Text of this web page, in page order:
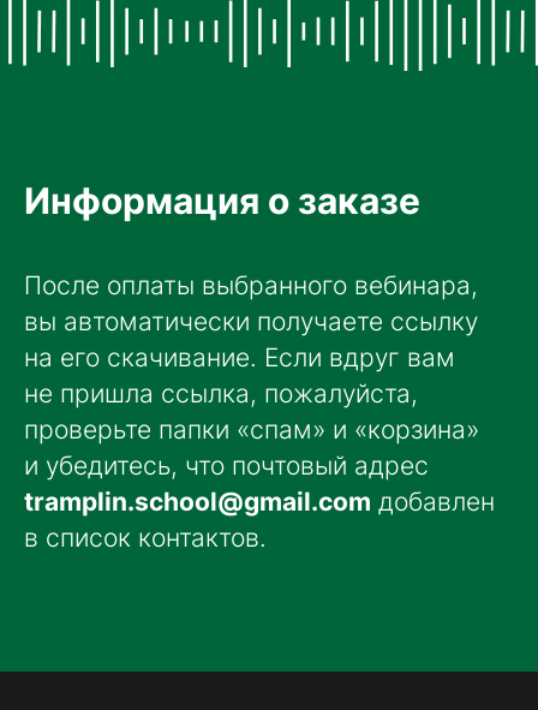
Информация о заказе
После оплаты выбранного вебинара,
вы автоматически получаете ссылку
на его скачивание. Если вдруг вам
не пришла ссылка, пожалуйста,
проверьте папки «спам» и «корзина»
и убедитесь, что почтовый адрес
tramplin.school@gmail.com добавлен
в список контактов.